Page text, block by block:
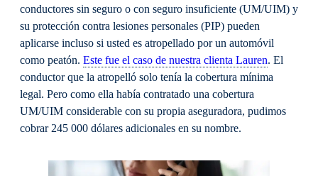
conductores sin seguro o con seguro insuficiente (UM/UIM) y
su protección contra lesiones personales (PIP) pueden
aplicarse incluso si usted es atropellado por un automóvil
como peatón. Este fue el caso de nuestra clienta Lauren. El
conductor que la atropelló solo tenía la cobertura mínima
legal. Pero como ella había contratado una cobertura
UM/UIM considerable con su propia aseguradora, pudimos
cobrar 245 000 dólares adicionales en su nombre.